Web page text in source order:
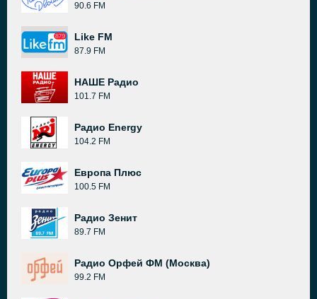
90.6 FM
Like FM
87.9 FM
НАШЕ Радио
101.7 FM
Радио Energy
104.2 FM
Европа Плюс
100.5 FM
Радио Зенит
89.7 FM
Радио Орфей ФМ (Москва)
99.2 FM